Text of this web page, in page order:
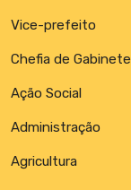
Vice-prefeito
Chefia de Gabinete
Ação Social
Administração
Agricultura